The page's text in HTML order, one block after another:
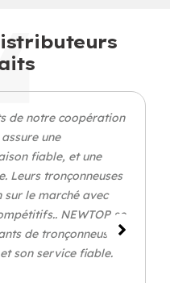
de notre coopération
une
fiable, et une
Leurs tronçonneuses
sur le marché avec
NEWTOP se
de tronçonneuses
son service fiable.